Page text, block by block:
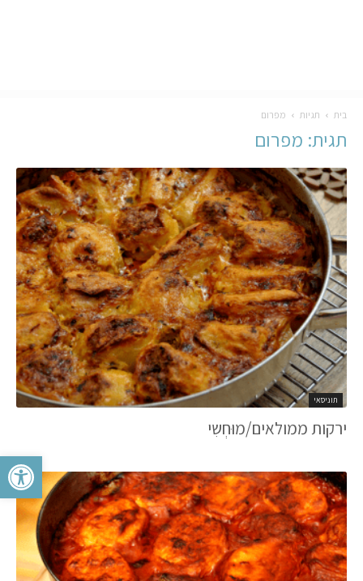
פתח
בית תגיות מפרום
תגית: מפרום
תוניסאי
ירקות ממולאים/מוּחְשִי